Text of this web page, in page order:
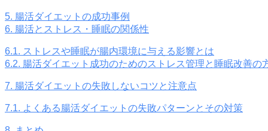
5. 腸活ダイエットの成功事例
6. 腸活とストレス・睡眠の関係性
6.1. ストレスや睡眠が腸内環境に与える影響とは
6.2. 腸活ダイエット成功のためのストレス管理と睡眠改善の
7. 腸活ダイエットの失敗しないコツと注意点
7.1. よくある腸活ダイエットの失敗パターンとその対策